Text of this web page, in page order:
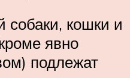
кошки и
явно
подлежат